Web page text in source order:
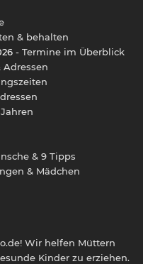
& behalten
- Termine im Überblick
& 9 Tipps
& Mädchen
Wir helfen Müttern
Kinder zu erziehen.